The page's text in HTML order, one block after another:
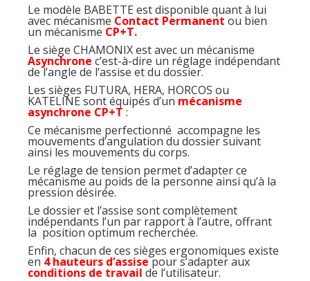
Le modèle BABETTE est disponible quant à lui
avec mécanisme Contact Permanent ou bien
un mécanisme CP+T.
Le siège CHAMONIX est avec un mécanisme
Asynchrone c’est-à-dire un réglage indépendant
de l’angle de l’assise et du dossier.
Les sièges FUTURA, HERA, HORCOS ou
KATELINE sont équipés d’un mécanisme
asynchrone CP+T :
Ce mécanisme perfectionné accompagne les
mouvements d’angulation du dossier suivant
ainsi les mouvements du corps.
Le réglage de tension permet d’adapter ce
mécanisme au poids de la personne ainsi qu’à la
pression désirée.
Le dossier et l’assise sont complètement
indépendants l’un par rapport à l’autre, offrant
la position optimum recherchée.
Enfin, chacun de ces sièges ergonomiques existe
en 4 hauteurs d’assisepour s’adapter aux
conditions de travail de l’utilisateur.